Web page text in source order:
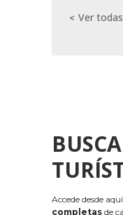
Ver
Accede desde
completas de